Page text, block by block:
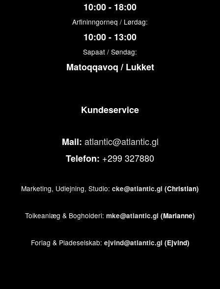
10:00 - 18:00
Arfininngorneq / Lørdag:
10:00 - 13:00
Sapaat / Søndag:
Matoqqavoq / Lukket
Kundeservice
Mail: atlantic@atlantic.gl
Telefon: +299 327880
Marketing, Udlejning, Studio: cke@atlantic.gl (Christian)
Tolkeanlæg & Bogholderi: mke@atlantic.gl (Marianne)
Forlag & Pladeselskab: ejvind@atlantic.gl (Ejvind)